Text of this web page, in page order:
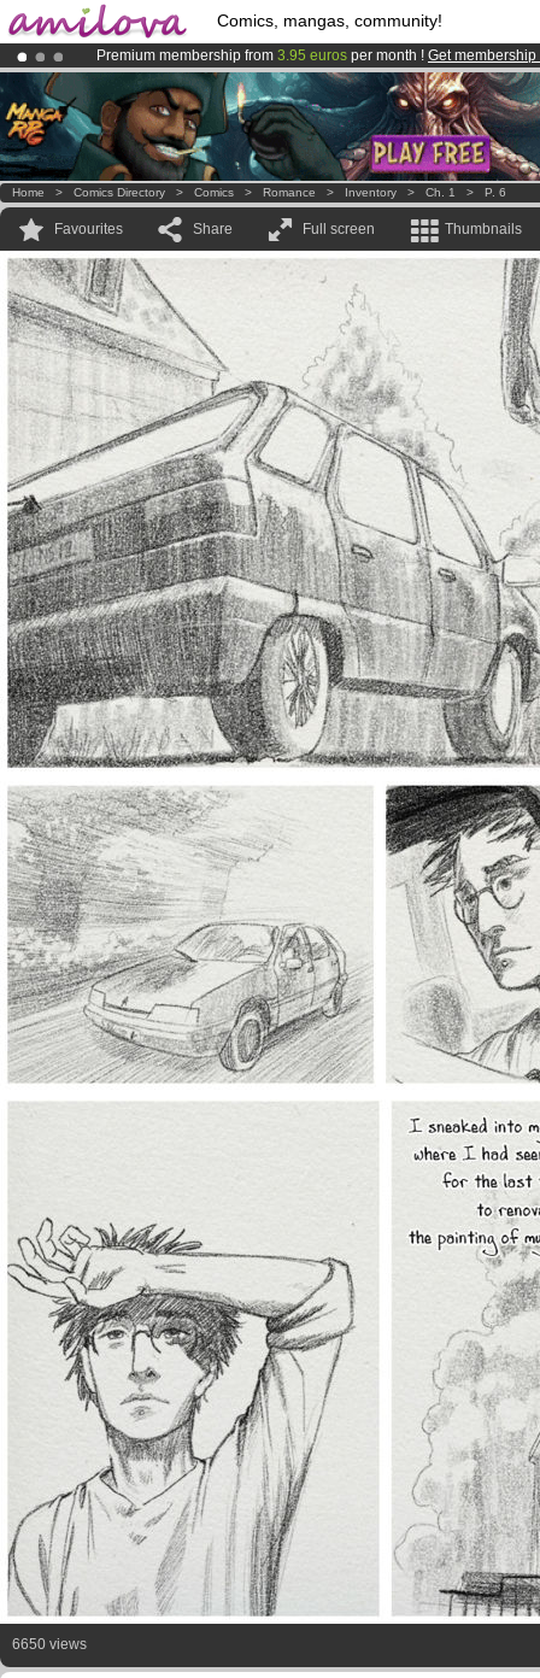
Comics, mangas, community!
Premium membership from 3.95 euros per month ! Get membership
AmilovaKickstarter is now LIVE!.
Already 100000membersand 1000 comics & mangas!.
Home > Comics Directory > Comics > Romance > Inventory > Ch. 1 > P. 6
Favourites Share Full screen Thumbnails
6650 views